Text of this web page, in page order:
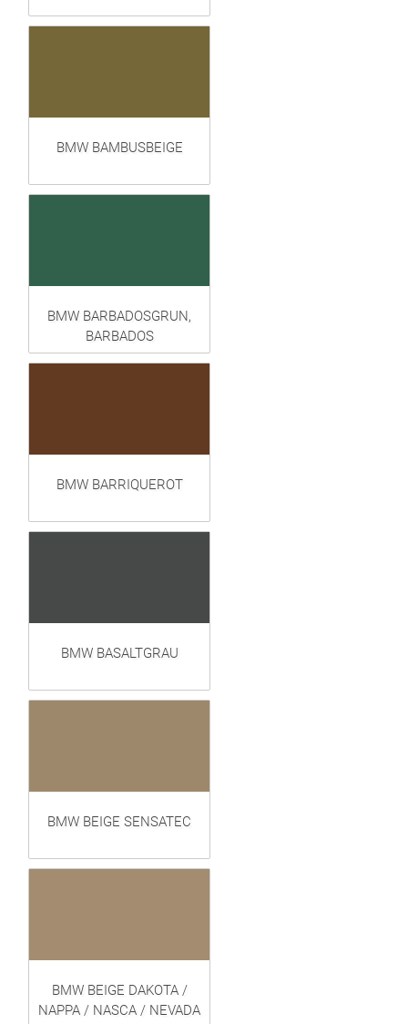
BMW BAMBUSBEIGE
BMW BARBADOSGRUN,
BARBADOS
BMW BARRIQUEROT
BMW BASALTGRAU
BMW BEIGE SENSATEC
BMW BEIGE DAKOTA /
NAPPA / NASCA / NEVADA